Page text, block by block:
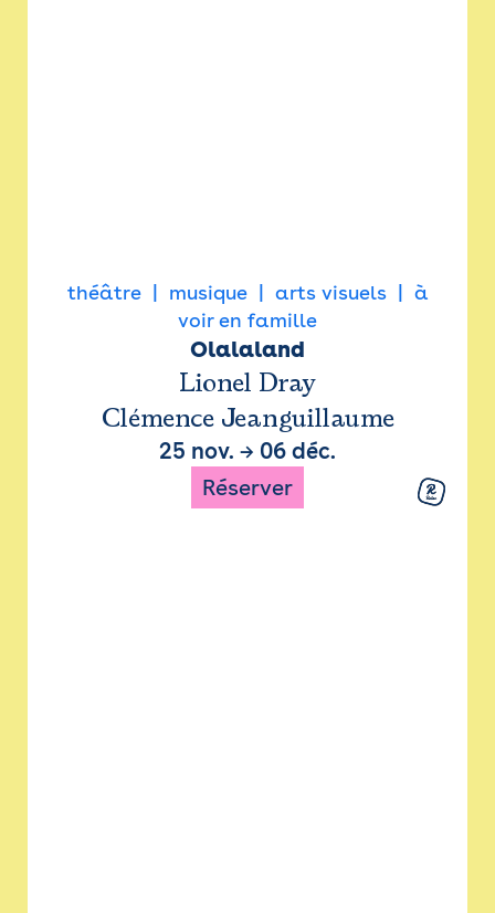
théâtre musique arts visuels
à
voir en famille
Olalaland
Lionel Dray
Clémence Jeanguillaume
25 nov. → 06 déc.
Réserver